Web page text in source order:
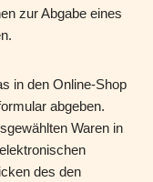
zur Abgabe eines
in den Online-Shop
abgeben.
Waren in
des den